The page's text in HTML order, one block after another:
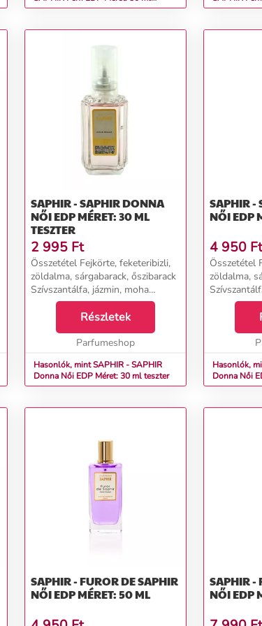
teszter
SAPHIR - SAPHIR DONNA
NŐI EDP MÉRET: 30 ML
TESZTER
2 995 Ft
Összetétel Fejkörte, feketeribizli,
zöldalma, sárgabarack, őszibarack
Szívszantálfa, jázmin, moha
Alapcédrus, vanília, pézsma...
Részletek
Parfumeshop
Hasonlók, mint SAPHIR - SAPHIR
Donna Női EDP Méret: 30 ml teszter
SAPHIR -
NŐI EDP
4 950 Ft
Összetétel
zöldalma,
Hasonlók,
Donna
SAPHIR - FUROR DE SAPHIR
NŐI EDP MÉRET: 50 ML
SAPHIR -
NŐI EDP